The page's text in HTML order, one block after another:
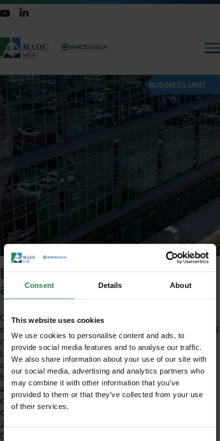
Consent Details About
This website uses cookies
We use cookies to personalise content and ads, to
provide social media features and to analyse our traffic.
We also share information about your use of our site with
our social media, advertising and analytics partners who
may combine it with other information that you’ve
provided to them or that they’ve collected from your use
of their services.
BUSINESS UNIT
Esposizione professionale ad
agenti chimici
Con la direttiva europea 2017/164 della Commissione
del 31 gennaio 2017, viene definito un nuovo elenco (il
quarto) di valori limite di esposizione professionale.
La direttiva in oggetto segue l’attuazione della
direttiva 98/24/CE e apporta modifiche alle direttive
91/322/CEE, 2000/39/CE e 2009/161/UE. Alcuni
agenti chimici considerati dalla nuova direttiva,
compaiono già in direttive precedenti, che vengono
dunque modificate e che saranno poi soppresse dal
21 agosto 2018.
Da segnalare l’inserimento dell'acido acrilico, per il
Unisciti al mondo MadeHSE